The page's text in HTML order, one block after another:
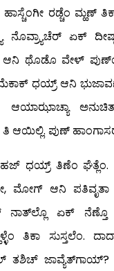
ರಡ್ಚೆಂ ಮ್ಹಣ್
ನೊವ್ರ್ಯಾಚೆರ್ ಏಕ್
ಆನಿ ಥೊಡೊ ವೇಳ್
ಧಯ್ರ್ ಆನಿ
ಆಯಾಝಾಚ್ಯಾ
ತಿ ಆಯಿಲ್ಲಿ. ಪುಣ್
ಸಹಜ್ ಧಯ್ರ್ ತಿಣೆಂ ಘೆತ್ಲೆಂ.
ಮೋಗ್ ಆನಿ
ಏಕ್ ನೆಣ್ತೊ
ತಿಕಾ ಸುಸ್ತಲೆಂ.
ತಶಿಚ್